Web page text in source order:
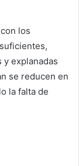
los
y explanadas
se reducen en
la falta de